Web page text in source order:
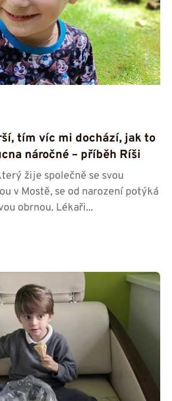
tím víc mi dochází, jak to
náročné – příběh Ríši
žije společně se svou
v Mostě, se od narození potýká
obrnou. Lékaři...